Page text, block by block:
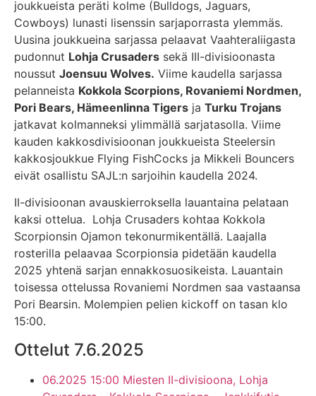
joukkueista peräti kolme (Bulldogs, Jaguars,
Cowboys) lunasti lisenssin sarjaporrasta ylemmäs.
Uusina joukkueina sarjassa pelaavat Vaahteraliigasta
pudonnut Lohja Crusaders sekä III-divisioonasta
noussut Joensuu Wolves. Viime kaudella sarjassa
pelanneista Kokkola Scorpions, Rovaniemi Nordmen,
Pori Bears, Hämeenlinna Tigers ja Turku Trojans
jatkavat kolmanneksi ylimmällä sarjatasolla. Viime
kauden kakkosdivisioonan joukkueista Steelersin
kakkosjoukkue Flying FishCocks ja Mikkeli Bouncers
eivät osallistu SAJL:n sarjoihin kaudella 2024.
II-divisioonan avauskierroksella lauantaina pelataan
kaksi ottelua. Lohja Crusaders kohtaa Kokkola
Scorpionsin Ojamon tekonurmikentällä. Laajalla
rosterilla pelaavaa Scorpionsia pidetään kaudella
2025 yhtenä sarjan ennakkosuosikeista. Lauantain
toisessa ottelussa Rovaniemi Nordmen saa vastaansa
Pori Bearsin. Molempien pelien kickoff on tasan klo
15:00.
Ottelut 7.6.2025
06.2025 15:00 Miesten II-divisioona, Lohja